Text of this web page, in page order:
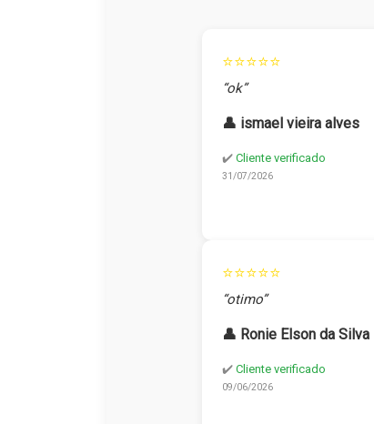
⭐⭐⭐⭐⭐
“ok”
👤 ismael vieira alves
✔️ Cliente verificado
31/07/2026
⭐⭐⭐⭐⭐
“otimo”
👤 Ronie Elson da Silva
✔️ Cliente verificado
09/06/2026